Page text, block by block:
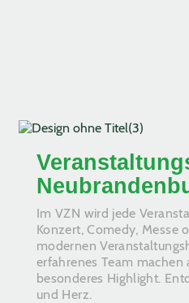
Im VZN wird jede
Konzert, Comedy, Messe
modernen
erfahrenes Team machen
besonderes Highlight.
und Herz.